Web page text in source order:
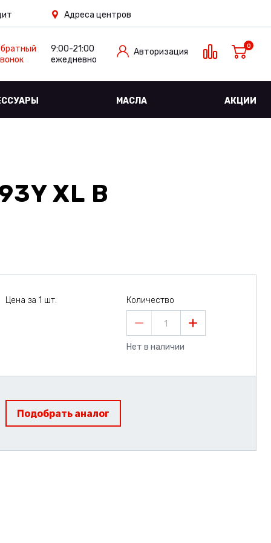
Адреса центров
9:00-21:00
ежедневно
Авторизация
0
МАСЛА АКЦИИ
XL В
Цена за 1 шт. Количество
1
Нет в наличии
Подобрать аналог